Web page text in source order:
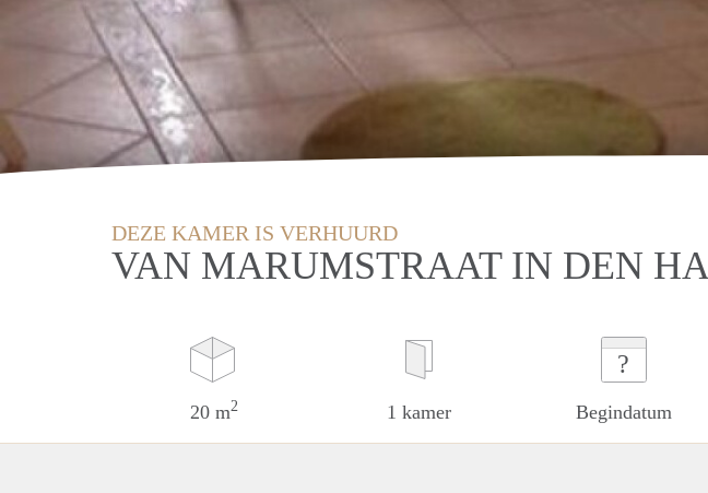
DEZE KAMER IS VERHUURD
VAN MARUMSTRAAT IN DEN
20 m2 1 kamer
?
Begindatum